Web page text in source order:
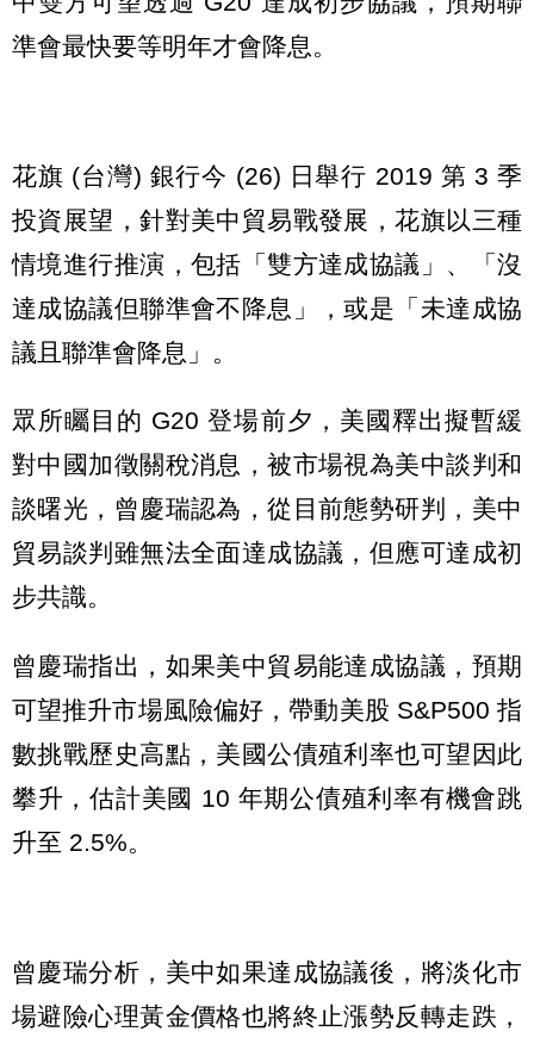
準會最快要等明年才會降息。
花旗 (台灣) 銀行今 (26) 日舉行 2019 第 3 季
投資展望，針對美中貿易戰發展，花旗以三種
情境進行推演，包括「雙方達成協議」、「沒
達成協議但聯準會不降息」，或是「未達成協
議且聯準會降息」。
眾所矚目的 G20 登場前夕，美國釋出擬暫緩
對中國加徵關稅消息，被市場視為美中談判和
談曙光，曾慶瑞認為，從目前態勢研判，美中
貿易談判雖無法全面達成協議，但應可達成初
步共識。
曾慶瑞指出，如果美中貿易能達成協議，預期
可望推升市場風險偏好，帶動美股 S&P500 指
數挑戰歷史高點，美國公債殖利率也可望因此
攀升，估計美國 10 年期公債殖利率有機會跳
升至 2.5%。
曾慶瑞分析，美中如果達成協議後，將淡化市
場避險心理黃金價格也將終止漲勢反轉走跌，